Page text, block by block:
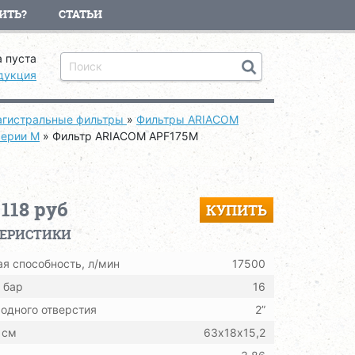
СТАТЬИ
пуста
фильтры »Фильтры ARIACOM
M » Фильтр ARIACOM APF175M
руб КУПИТЬ
способность, л/мин
17500
бар
16
отверстия
2”
см
63х18х15,2